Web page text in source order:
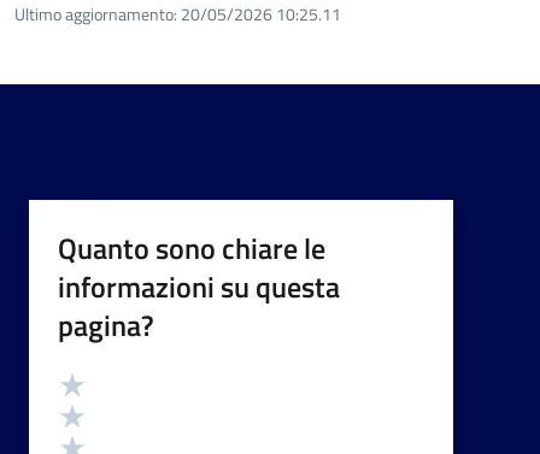
Ultimo aggiornamento: 20/05/2026 10:25.11
Quanto sono chiare le
informazioni su questa
pagina?
Valutazione